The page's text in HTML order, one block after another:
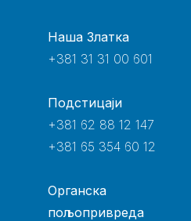
Наша Златка
+381 31 31 00 601
Подстицаји
+381 62 88 12 147
+381 65 354 60 12
Органска
пољопривреда